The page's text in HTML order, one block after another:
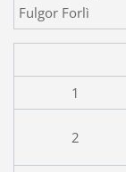
Fulgor Forlì
1
2